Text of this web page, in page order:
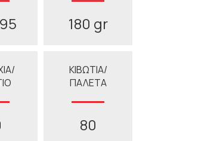
180 gr
ΚΙΒΩΤΙΑ/
ΠΑΛΕΤΑ
80